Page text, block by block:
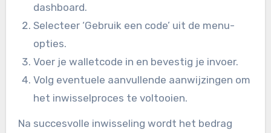
dashboard.
Selecteer ‘Gebruik een code’ uit de menu-
opties.
Voer je walletcode in en bevestig je invoer.
Volg eventuele aanvullende aanwijzingen om
het inwisselproces te voltooien.
Na succesvolle inwisseling wordt het bedrag